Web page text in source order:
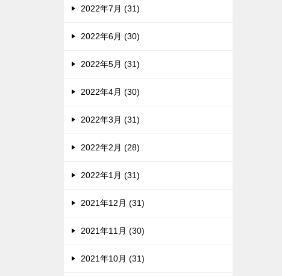
2022年7月 (31)
2022年6月 (30)
2022年5月 (31)
2022年4月 (30)
2022年3月 (31)
2022年2月 (28)
2022年1月 (31)
2021年12月 (31)
2021年11月 (30)
2021年10月 (31)